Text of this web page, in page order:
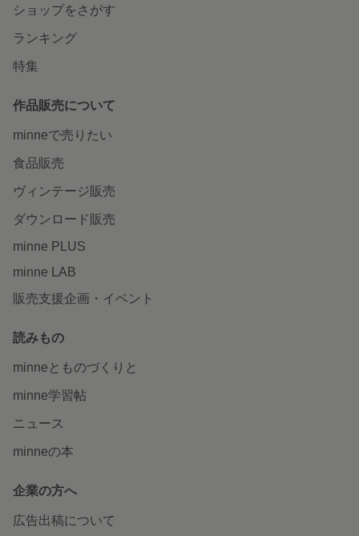
ショップをさがす
ランキング
特集
作品販売について
minneで売りたい
食品販売
ヴィンテージ販売
ダウンロード販売
minne PLUS
minne LAB
販売支援企画・イベント
読みもの
minneとものづくりと
minne学習帖
ニュース
minneの本
企業の方へ
広告出稿について